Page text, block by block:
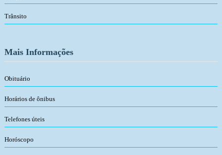
Trânsito
Mais Informações
Obituário
Horários de ônibus
Telefones úteis
Horóscopo